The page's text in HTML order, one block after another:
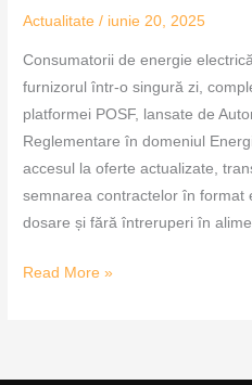
Actualitate / iunie 20, 2025
Consumatorii de energie
furnizorul într-o singură zi,
platformei POSF, lansate de
Reglementare în domeniul
accesul la oferte actualizate,
semnarea contractelor în format
dosare și fără întreruperi în
Read More »